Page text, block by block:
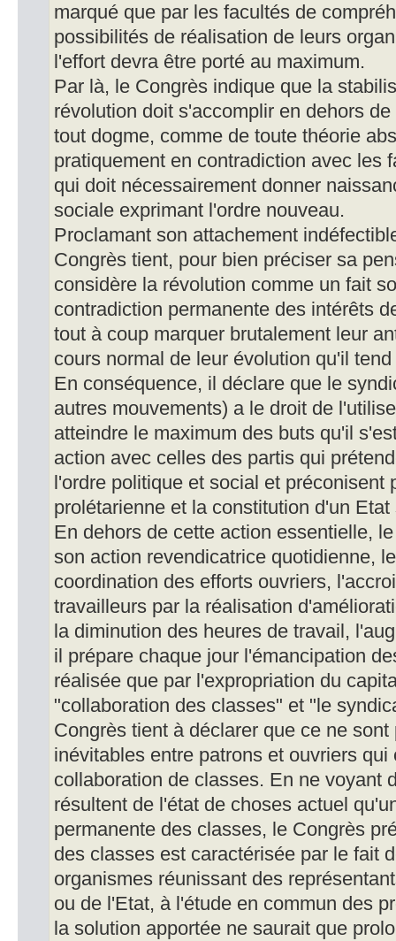
marqué que par les facultés de
possibilités de réalisation de leurs
l'effort devra être porté au maximum.
Par là, le Congrès indique que la
révolution doit s'accomplir en dehors
tout dogme, comme de toute théorie
pratiquement en contradiction avec les
qui doit nécessairement donner
sociale exprimant l'ordre nouveau.
Proclamant son attachement
Congrès tient, pour bien préciser sa
considère la révolution comme un fait
contradiction permanente des intérêts
tout à coup marquer brutalement leur
cours normal de leur évolution qu'il
En conséquence, il déclare que le
autres mouvements) a le droit de
atteindre le maximum des buts qu'il
action avec celles des partis qui
l'ordre politique et social et préconisent
prolétarienne et la constitution d'un
En dehors de cette action essentielle,
son action revendicatrice quotidienne,
coordination des efforts ouvriers,
travailleurs par la réalisation
la diminution des heures de travail,
il prépare chaque jour l'émancipation
réalisée que par l'expropriation du
"collaboration des classes" et "le
Congrès tient à déclarer que ce ne
inévitables entre patrons et ouvriers
collaboration de classes. En ne voyant
résultent de l'état de choses actuel
permanente des classes, le Congrès
des classes est caractérisée par le fait
organismes réunissant des
ou de l'Etat, à l'étude en commun des
la solution apportée ne saurait que